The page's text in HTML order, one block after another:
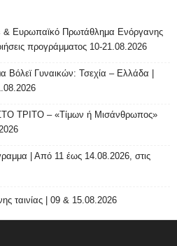
Ευρωπαϊκό Πρωτάθλημα Ενόργανης
προγράμματος 10-21.08.2026
Γυναικών: Τσεχία – Ελλάδα |
ΤΡΙΤΟ – «Τίμων ή Μισάνθρωπος»
| Από 11 έως 14.08.2026, στις
ταινίας | 09 & 15.08.2026